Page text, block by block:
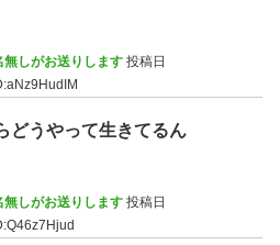
しがお送りします 投稿日
どうやって生きてるん
しがお送りします 投稿日